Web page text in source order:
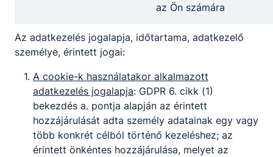
Partnereink
az Ön számára
Az adatkezelés jogalapja, időtartama, adatkezelő
személye, érintett jogai:
A cookie-k használatakor alkalmazott
adatkezelés jogalapja: GDPR 6. cikk (1)
bekezdés a. pontja alapján az érintett
hozzájárulását adta személy adatainak egy vagy
több konkrét célból történő kezeléshez; az
érintett önkéntes hozzájárulása, melyet az